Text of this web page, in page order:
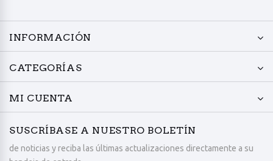
INFORMACIÓN
CATEGORÍAS
MI CUENTA
SUSCRÍBASE A NUESTRO BOLETÍN
de noticias y reciba las últimas actualizaciones directamente a su